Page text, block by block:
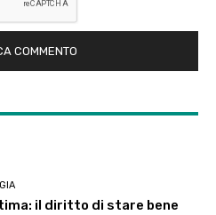
il diritto di stare bene